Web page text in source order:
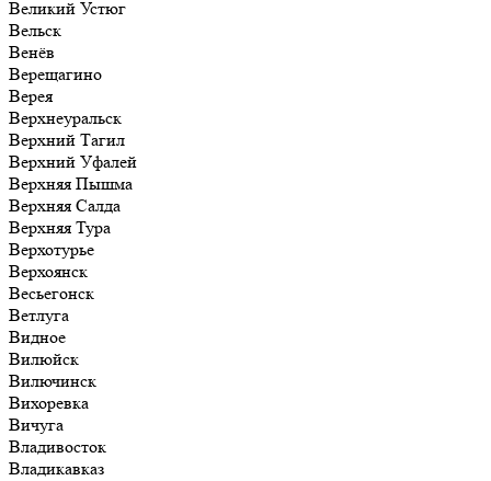
Великий Устюг
Вельск
Венёв
Верещагино
Верея
Верхнеуральск
Верхний Тагил
Верхний Уфалей
Верхняя Пышма
Верхняя Салда
Верхняя Тура
Верхотурье
Верхоянск
Весьегонск
Ветлуга
Видное
Вилюйск
Вилючинск
Вихоревка
Вичуга
Владивосток
Владикавказ